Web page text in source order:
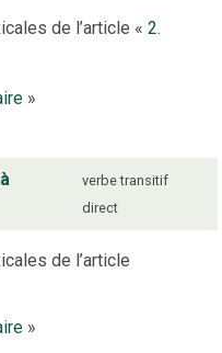
de l’article «2.
»
à
verbe transitif
direct
de l’article
»